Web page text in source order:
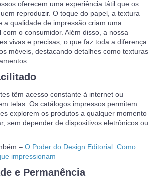
oferecem uma experiência tátil que os
reproduzir. O toque do papel, a textura
a qualidade de impressão criam uma
com o consumidor. Além disso, a nossa
vivas e precisas, o que faz toda a diferença
móveis, destacando detalhes como texturas
têm acesso constante à internet ou
telas. Os catálogos impressos permitem
explorem os produtos a qualquer momento
sem depender de dispositivos eletrônicos ou
– O Poder do Design Editorial: Como
impressionam
e Permanência